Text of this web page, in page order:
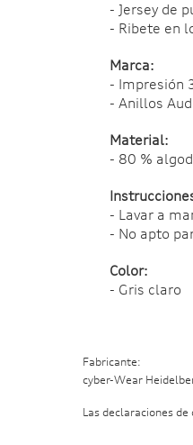
- Jersey de
- Ribete en
Marca:
- Impresión
- Anillos
Material:
- 80 %
- Lavar a
- No apto
Color:
- Gris claro
Fabricante:
cyber-Wear
Las declaraciones